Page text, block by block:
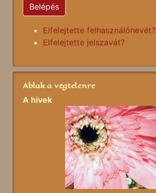
Belépés
Elfelejtette felhasználónevét?
Elfelejtette jelszavát?
Ablak a végtelenre
A hívek